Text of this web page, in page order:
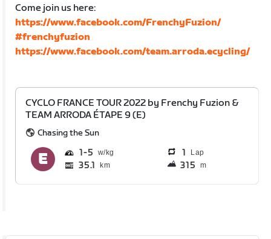
Come join us here:
https://www.facebook.com/FrenchyFuzion/
#frenchyfuzion
https://www.facebook.com/team.arroda.ecycling/
CYCLO FRANCE TOUR 2022 by Frenchy Fuzion &
TEAM ARRODA ÉTAPE 9 (E)
Chasing the Sun
1 5 1 Lap
35.1 km 315 m